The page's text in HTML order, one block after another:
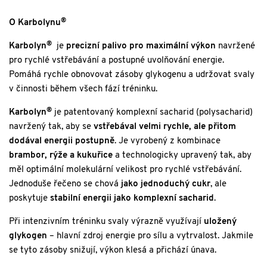
O Karbolynu®
Karbolyn® je precizní palivo pro maximální výkon navržené
pro rychlé vstřebávání a postupné uvolňování energie.
Pomáhá rychle obnovovat zásoby glykogenu a udržovat svaly
v činnosti během všech fází tréninku.
Karbolyn® je patentovaný komplexní sacharid (polysacharid)
navržený tak, aby se vstřebával velmi rychle, ale přitom
dodával energii postupně. Je vyrobený z kombinace
brambor, rýže a kukuřice a technologicky upravený tak, aby
měl optimální molekulární velikost pro rychlé vstřebávání.
Jednoduše řečeno se chová jako jednoduchý cukr, ale
poskytuje stabilní energii jako komplexní sacharid.
Při intenzivním tréninku svaly výrazně využívají uložený
glykogen – hlavní zdroj energie pro sílu a vytrvalost. Jakmile
se tyto zásoby snižují, výkon klesá a přichází únava.